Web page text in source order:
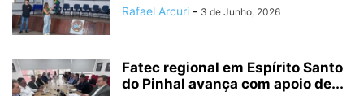
Rafael Arcuri - 3 de Junho, 2026
Fatec regional em Espírito Santo
do Pinhal avança com apoio de...